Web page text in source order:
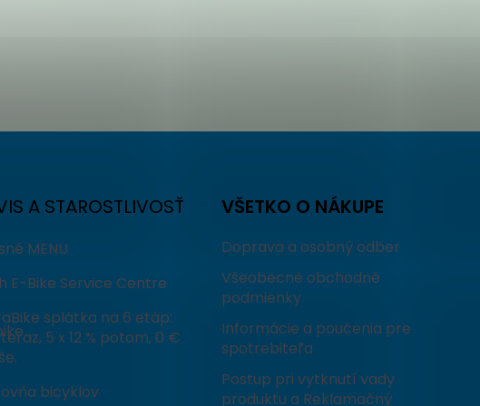
A STAROSTLIVOSŤ
MENU
E-Bike Service Centre
splátka na 6 etáp:
5 x 12 % potom, 0 €
bicyklov
VŠETKO O NÁKUPE
Doprava a osobný odber
Všeobecné obchodné
podmienky
Informácie a poučenia pre
spotrebiteľa
Postup pri vytknutí vady
produktu a Reklamačný